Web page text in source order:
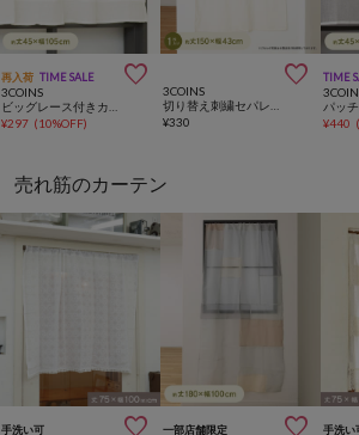
再入荷 TIME SALE 
3COINS
¥297 (10%OFF)

3COINS
¥330
TIME
¥440
売れ筋のカーテン
手洗い可  一部店舗限定  手洗い